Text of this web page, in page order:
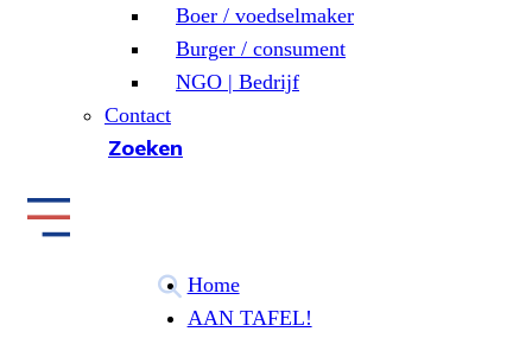
Boer / voedselmaker
Burger / consument
NGO | Bedrijf
Contact
Zoeken
Home
AAN TAFEL!